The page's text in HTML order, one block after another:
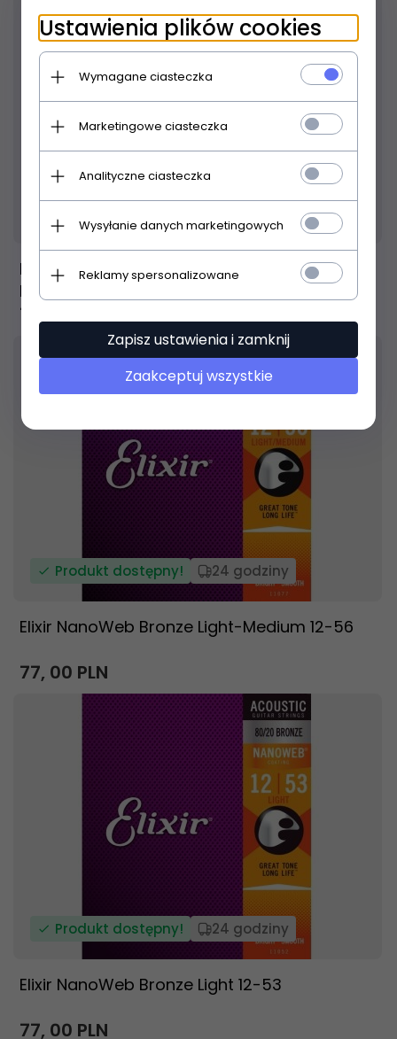
Elixir NanoWeb Phosphor Bronze Custom
Light 11-52
77,
Produkt dostępny! 24 godziny
Elixir NanoWeb Bronze Light-Medium 12-56
77, 00 PLN
Produkt dostępny! 24 godziny
Elixir NanoWeb Bronze Light 12-53
77, 00 PLN
Ustawienia plików cookies
Wymagane ciasteczka
Marketingowe ciasteczka
Analityczne ciasteczka
Wysyłanie danych marketingowych
Reklamy spersonalizowane
Zapisz ustawienia i zamknij
Zaakceptuj wszystkie